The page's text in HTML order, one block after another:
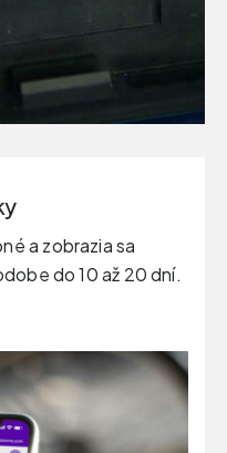
a zobrazia sa
do 10 až 20 dní.